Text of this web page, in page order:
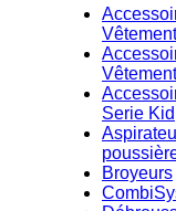
Serie Kid
Broyeurs